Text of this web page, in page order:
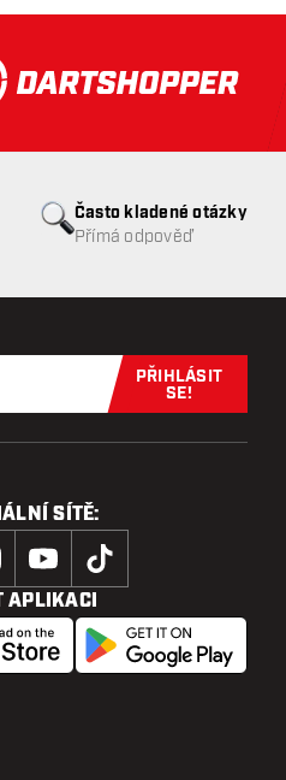
zdarma od 3000 Kč
Často kladené otázky
Přímá odpověď
servis nedostupný
Přihlaste se
PŘIHLÁSIT
SE!
SÍTĚ:
APLIKACI